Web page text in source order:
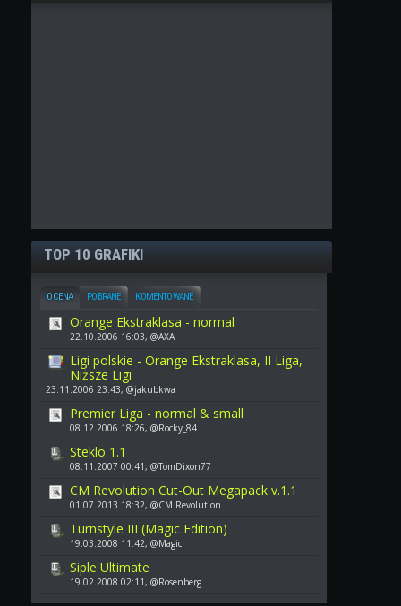
TOP 10 GRAFIKI
OCENA POBRANE KOMENTOWANE
Orange Ekstraklasa - normal
22.10.2006 16:03, @AXA
Ligi polskie - Orange Ekstraklasa, II Liga,
Niższe Ligi
23.11.2006 23:43, @jakubkwa
Premier Liga - normal & small
08.12.2006 18:26, @Rocky_84
Steklo 1.1
08.11.2007 00:41, @TomDixon77
CM Revolution Cut-Out Megapack v.1.1
01.07.2013 18:32, @CM Revolution
Turnstyle III (Magic Edition)
19.03.2008 11:42, @Magic
Siple Ultimate
19.02.2008 02:11, @Rosenberg